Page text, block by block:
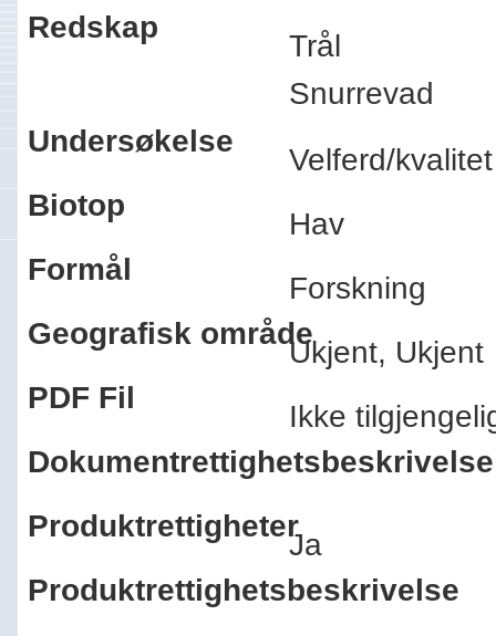
Redskap
Trål
Snurrevad
Undersøkelse
Velferd/
Biotop
Hav
Formål
Forskning
Geografisk område
Ukjent,
PDF Fil
Ikke
Dokumentrettighetsbeskrivelse
Produktrettigheter
Ja
Produktrettighetsbeskrivelse